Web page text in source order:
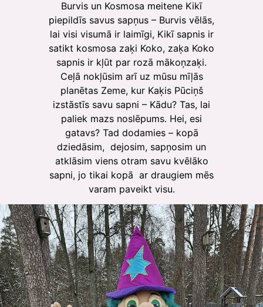
Burvis un Kosmosa meitene Kikī
piepildīs savus sapņus – Burvis vēlās,
lai visi visumā ir laimīgi, Kikī sapnis ir
satikt kosmosa zaķi Koko, zaķa Koko
sapnis ir kļūt par rozā mākoņzaķi.
Ceļā nokļūsim arī uz mūsu mīļās
planētas Zeme, kur Kaķis Pūciņš
izstāstīs savu sapni – Kādu? Tas, lai
paliek mazs noslēpums. Hei, esi
gatavs? Tad dodamies – kopā
dziedāsim, dejosim, sapņosim un
atklāsim viens otram savu kvēlāko
sapni, jo tikai kopā ar draugiem mēs
varam paveikt visu.